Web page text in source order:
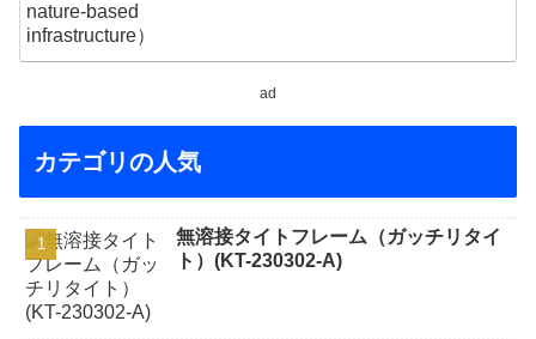
ad
カテゴリの人気
無溶接タイトフレーム（ガッチリタイ
ト）(KT-230302-A)